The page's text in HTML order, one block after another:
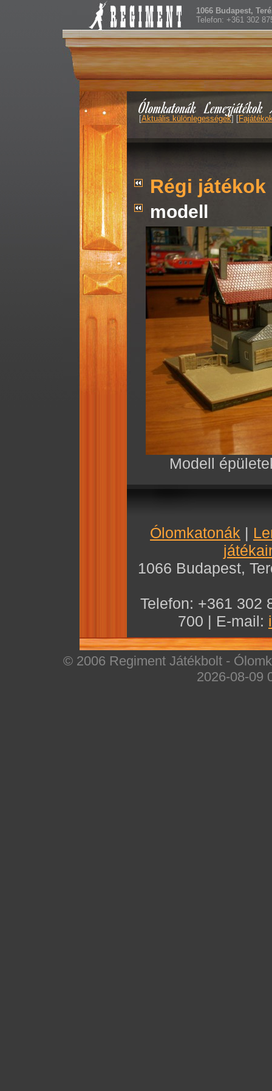
Ólomkatonák Lemezjátékok
1066 Budapest,
Telefon: +361 302
[Aktuális különlegességek] [
Régi játékok
modell
Modell
Ólomkatonák
1066 Budapest,
Telefon: +361 302
700 | E-mail:
© 2006 Regiment Játékbolt -
2026-08-09